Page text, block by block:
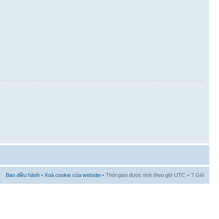
Ban điều hành • Xoá cookie của website • Thời gian được tính theo giờ UTC + 7 Giờ